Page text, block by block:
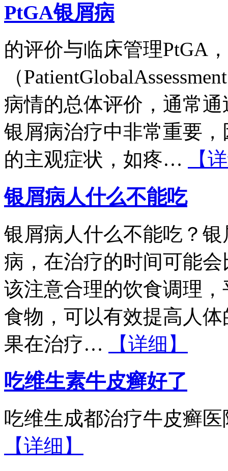
PtGA银屑病
的评价与临床管理PtGA
（
病情的总体评价，通常
银屑病治疗中非常重要
的主观症状，如疼…
【
银屑病人什么不能吃
银屑病人什么不能吃？
病，在治疗的时间可能
该注意合理的饮食调理
食物，可以有效提高人
果在治疗…
【详细】
吃维生素牛皮癣好了
吃维生成都治疗牛皮癣
【详细】